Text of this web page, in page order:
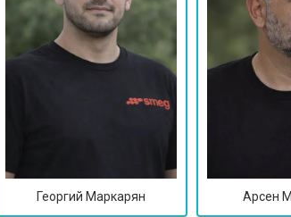
Георгий Маркарян Арсен